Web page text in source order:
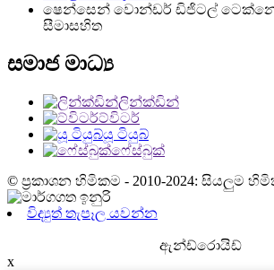
ෂෙන්සෙන් වොන්ඩර් ඩිජිටල්
සීමාසහිත
සමාජ මාධ්‍ය
ලින්ක්ඩින්
ට්විටර්
යූ ටියුබ්
ෆේස්බුක්
© ප්‍රකාශන හිමිකම - 2010-2024: සියලුම
විද්‍යුත් තැපෑල යවන්න
ඇන්ඩ්රොයිඩ්
x